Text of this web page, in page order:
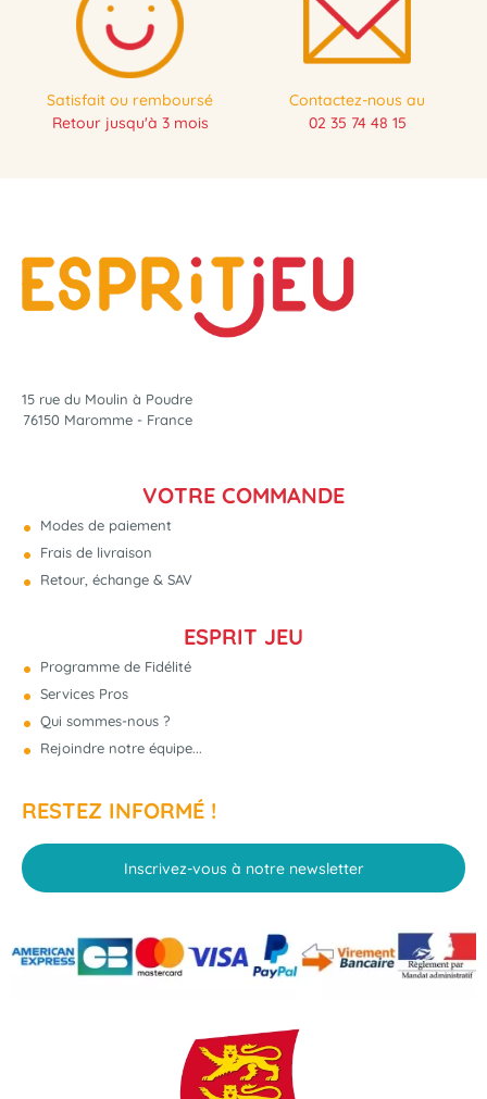
Satisfait ou remboursé
Retour jusqu'à 3 mois
Contactez-nous au
02 35 74 48 15
15 rue du Moulin à Poudre
76150 Maromme - France
VOTRE COMMANDE
Modes de paiement
Frais de livraison
Retour, échange & SAV
ESPRIT JEU
Programme de Fidélité
Services Pros
Qui sommes-nous ?
Rejoindre notre équipe...
RESTEZ INFORMÉ !
Inscrivez-vous à notre newsletter